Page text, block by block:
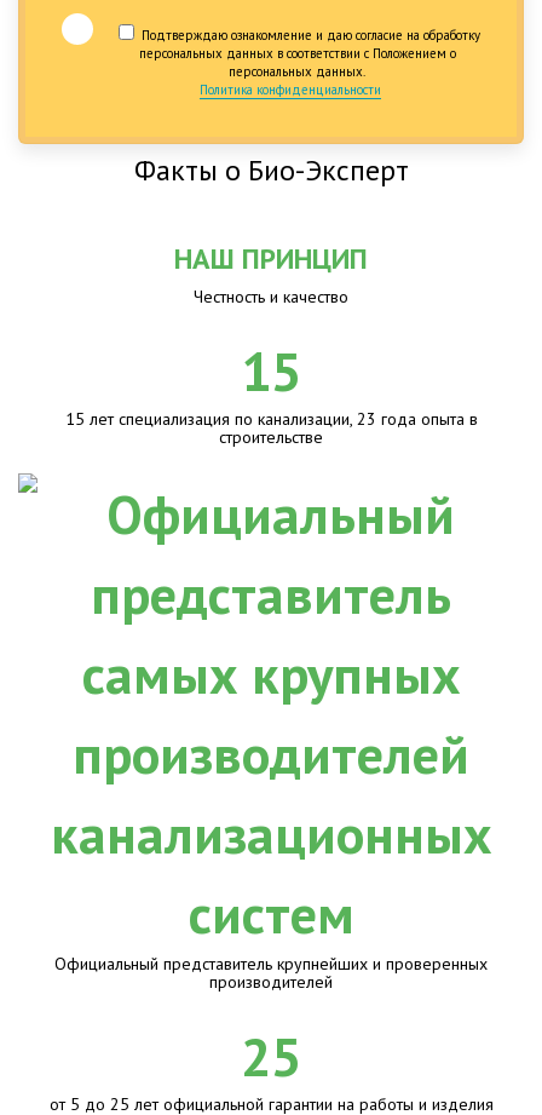
Подтверждаю ознакомление и даю согласие на обработку
персональных данных в соответствии с Положением о
персональных данных.
Политика конфиденциальности
Факты о Био-Эксперт
НАШ ПРИНЦИП
Честность и качество
15
15 лет специализация по канализации, 23 года опыта в
строительстве
Официальный представитель крупнейших и проверенных
производителей
25
от 5 до 25 лет официальной гарантии на работы и изделия